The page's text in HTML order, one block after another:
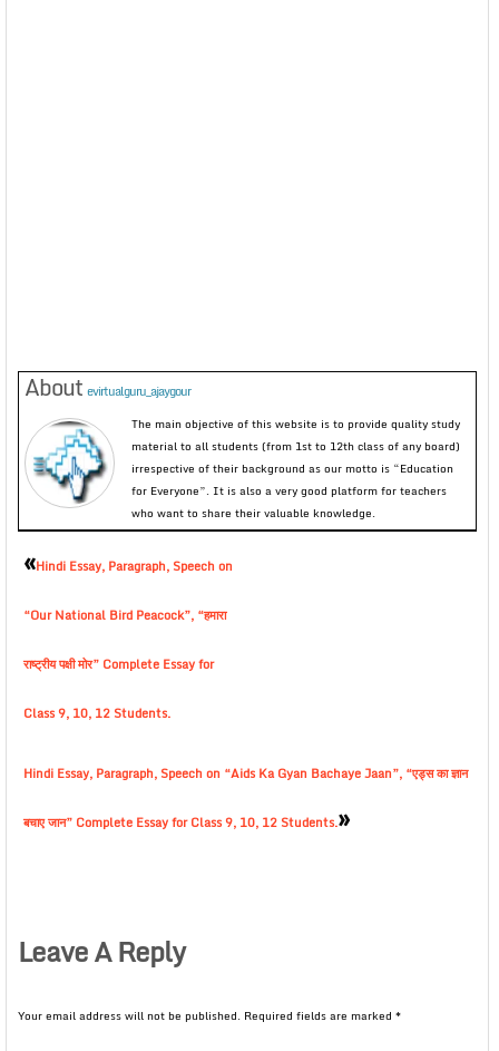
About evirtualguru_ajaygour
The main objective of this website is to provide quality study
material to all students (from 1st to 12th class of any board)
irrespective of their background as our motto is “Education
for Everyone”. It is also a very good platform for teachers
who want to share their valuable knowledge.
«Hindi Essay, Paragraph, Speech on
“Our National Bird Peacock”, “हमारा
राष्ट्रीय पक्षी मोर” Complete Essay for
Class 9, 10, 12 Students.
Hindi Essay, Paragraph, Speech on “Aids Ka Gyan Bachaye Jaan”, “एड्स का ज्ञान
बचाए जान” Complete Essay for Class 9, 10, 12 Students.»
Leave A Reply
Your email address will not be published. Required fields are marked *